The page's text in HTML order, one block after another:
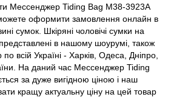
Мессенджер Tiding Bag M38-3923A
оформити замовлення онлайн в
сумок. Шкіряні чоловічі сумки на
в нашому шоурумі, також
всій Україні - Харків, Одеса, Дніпро,
На даний час Мессенджер Tiding
за дуже вигідною ціною і наш
кращу актуальну ціну на цей товар